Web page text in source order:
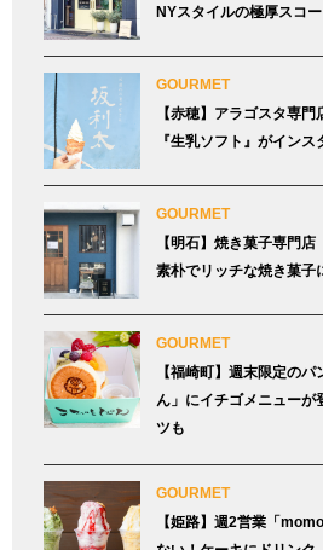
NYスタイルの極厚スコ
GOURMET
【赤穂】アラゴスタ専
『生乳ソフト』がインス
GOURMET
【明石】焼き菓子専門店
素朴でリッチな焼き菓子
GOURMET
【福崎町】週末限定の
ん」にイチゴメニューが
ツも
GOURMET
【姫路】週2営業「